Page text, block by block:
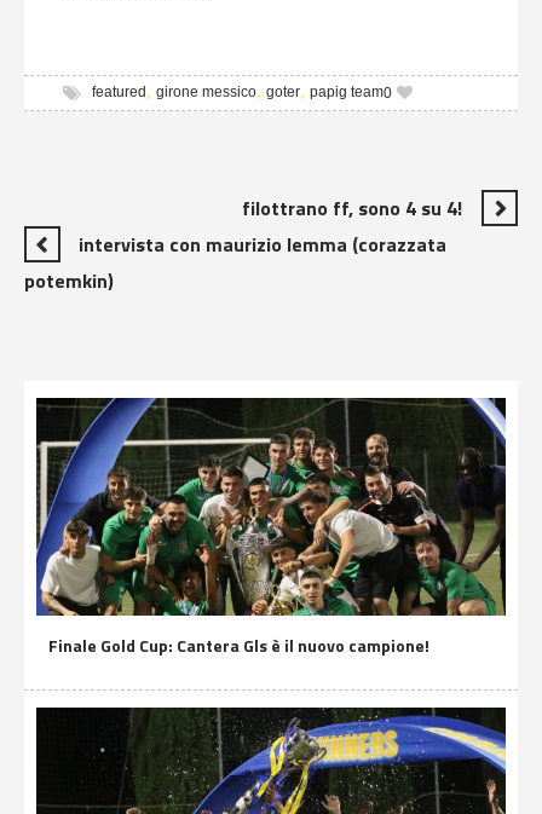
0
featured , girone messico, goter, papig team
filottrano ff, sono 4 su 4!
intervista con maurizio lemma (corazzata
potemkin)
Finale Gold Cup: Cantera Gls è il nuovo campione!